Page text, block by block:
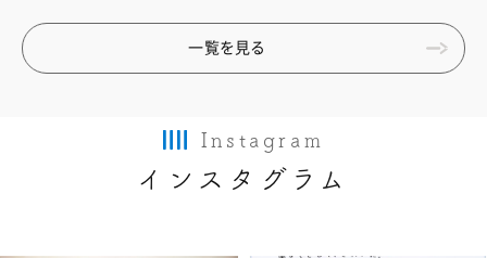
一覧を見る
Instagram
インスタグラム